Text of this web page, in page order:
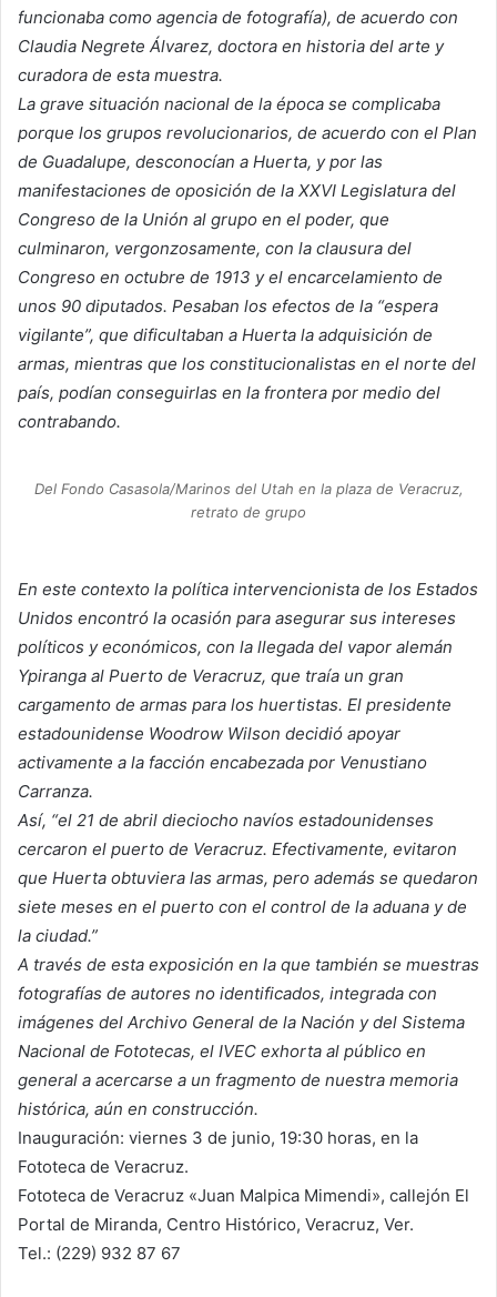
funcionaba como agencia de fotografía), de acuerdo con
Claudia Negrete Álvarez, doctora en historia del arte y
curadora de esta muestra.
La grave situación nacional de la época se complicaba
porque los grupos revolucionarios, de acuerdo con el Plan
de Guadalupe, desconocían a Huerta, y por las
manifestaciones de oposición de la XXVI Legislatura del
Congreso de la Unión al grupo en el poder, que
culminaron, vergonzosamente, con la clausura del
Congreso en octubre de 1913 y el encarcelamiento de
unos 90 diputados. Pesaban los efectos de la “espera
vigilante”, que dificultaban a Huerta la adquisición de
armas, mientras que los constitucionalistas en el norte del
país, podían conseguirlas en la frontera por medio del
contrabando.
Del Fondo Casasola/Marinos del Utah en la plaza de Veracruz,
retrato de grupo
En este contexto la política intervencionista de los Estados
Unidos encontró la ocasión para asegurar sus intereses
políticos y económicos, con la llegada del vapor alemán
Ypiranga al Puerto de Veracruz, que traía un gran
cargamento de armas para los huertistas. El presidente
estadounidense Woodrow Wilson decidió apoyar
activamente a la facción encabezada por Venustiano
Carranza.
Así, “el 21 de abril dieciocho navíos estadounidenses
cercaron el puerto de Veracruz. Efectivamente, evitaron
que Huerta obtuviera las armas, pero además se quedaron
siete meses en el puerto con el control de la aduana y de
la ciudad.”
A través de esta exposición en la que también se muestras
fotografías de autores no identificados, integrada con
imágenes del Archivo General de la Nación y del Sistema
Nacional de Fototecas, el IVEC exhorta al público en
general a acercarse a un fragmento de nuestra memoria
histórica, aún en construcción.
Inauguración: viernes 3 de junio, 19:30 horas, en la
Fototeca de Veracruz.
Fototeca de Veracruz «Juan Malpica Mimendi», callejón El
Portal de Miranda, Centro Histórico, Veracruz, Ver.
Tel.: (229) 932 87 67